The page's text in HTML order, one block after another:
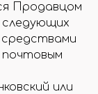
Продавцом
следующих
или